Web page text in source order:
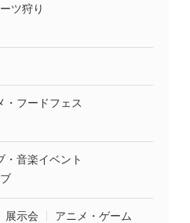
ツ狩り
・フードフェス
・音楽イベント
展示会 アニメ・ゲーム